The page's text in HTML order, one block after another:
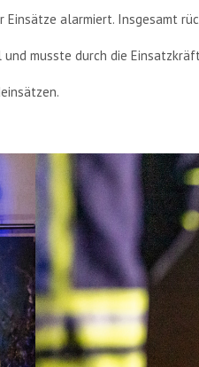
alarmiert. Insgesamt
musste durch die